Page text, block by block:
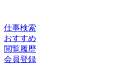
仕事検索
おすすめ
閲覧履歴
会員登録